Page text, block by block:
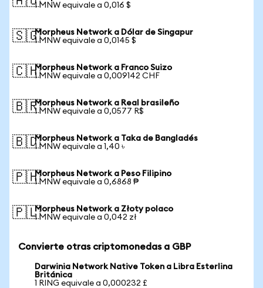
1 MNW equivale a 0,016 $
🇸🇬Morpheus Network a Dólar de Singapur
1 MNW equivale a 0,0145 $
🇨🇭Morpheus Network a Franco Suizo
1 MNW equivale a 0,009142 CHF
🇧🇷Morpheus Network a Real brasileño
1 MNW equivale a 0,0577 R$
🇧🇩Morpheus Network a Taka de Bangladés
1 MNW equivale a 1,40 ৳
🇵🇭Morpheus Network a Peso Filipino
1 MNW equivale a 0,6868 ₱
🇵🇱Morpheus Network a Złoty polaco
1 MNW equivale a 0,042 zł
Convierte otras criptomonedas a GBP
Darwinia Network Native Token a Libra Esterlina
Británica
1 RING equivale a 0,000232 £